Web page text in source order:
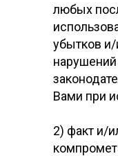
любых
убытков
нарушений
Вами при
2) факт и/